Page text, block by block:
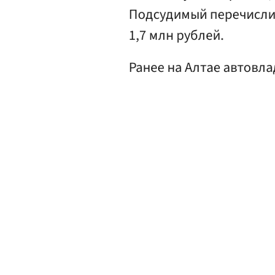
Подсудимый
1,7 млн рублей.
Ранее на Алтае